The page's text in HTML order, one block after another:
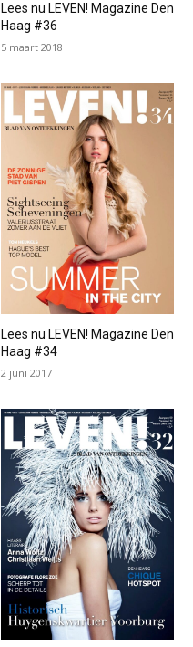
Lees nu LEVEN! Magazine Den
Haag #36
5 maart 2018
Lees nu LEVEN! Magazine Den
Haag #34
2 juni 2017